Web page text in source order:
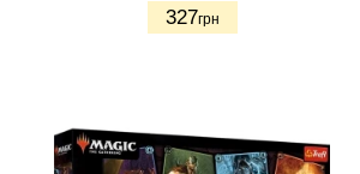
327грн